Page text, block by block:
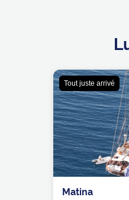
Tout juste arrivé
Matina